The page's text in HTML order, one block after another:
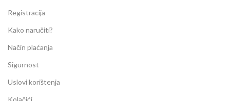
Registracija
Kako naručiti?
Način plaćanja
Sigurnost
Uslovi korištenja
Kolačići